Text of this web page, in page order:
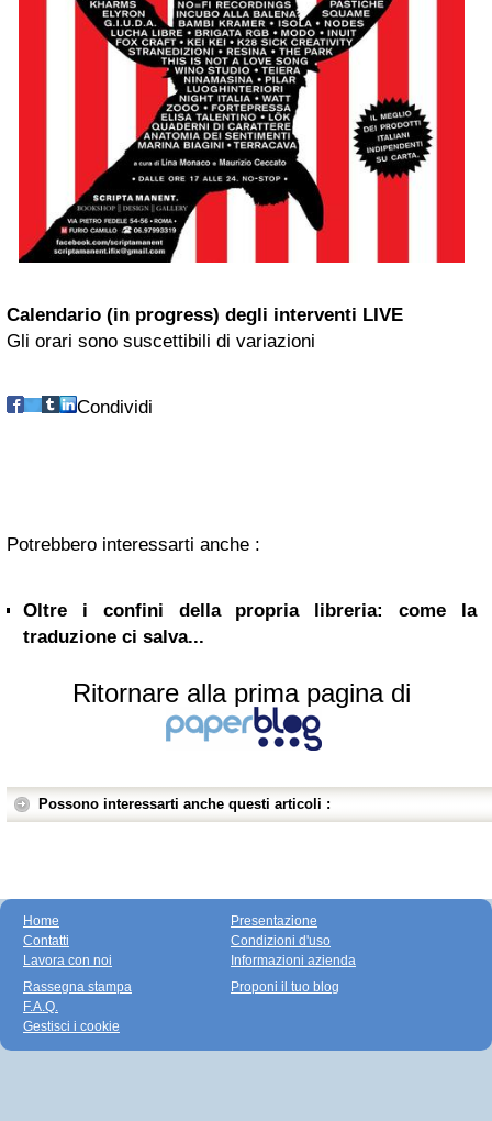
Calendario (in progress) degli interventi LIVE
Gli orari sono suscettibili di variazioni
Condividi
Potrebbero interessarti anche :
Oltre i confini della propria libreria: come la
traduzione ci salva...
Ritornare alla prima pagina di
Possono interessarti anche questi articoli :
Home
Contatti
Lavora con noi
Presentazione
Condizioni d'uso
Informazioni azienda
Rassegna stampa
F.A.Q.
Gestisci i cookie
Proponi il tuo blog